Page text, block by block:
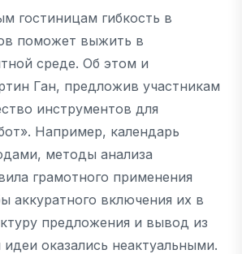
гостиницам гибкость в
поможет выжить в
среде. Об этом и
Ган, предложив участникам
инструментов для
Например, календарь
методы анализа
грамотного применения
аккуратного включения их в
предложения и вывод из
оказались неактуальными.